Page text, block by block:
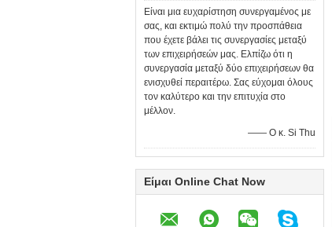
Είναι μια ευχαρίστηση συνεργαμένος με
σας, και εκτιμώ πολύ την προσπάθεια
που έχετε βάλει τις συνεργασίες μεταξύ
των επιχειρήσεών μας. Ελπίζω ότι η
συνεργασία μεταξύ δύο επιχειρήσεων θα
ενισχυθεί περαιτέρω. Σας εύχομαι όλους
τον καλύτερο και την επιτυχία στο
μέλλον.
—— Ο κ. Si Thu
Είμαι Online Chat Now